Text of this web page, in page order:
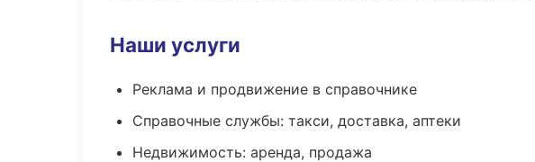
Наши услуги
Реклама и продвижение в справочнике
Справочные службы: такси, доставка, аптеки
Недвижимость: аренда, продажа